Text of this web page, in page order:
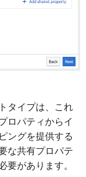
タイプは、これ
ロパティからイ
ングを提供する
な共有プロパテ
要があります。